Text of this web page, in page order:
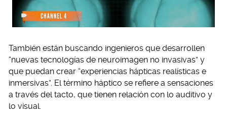
También están buscando ingenieros que desarrollen
“nuevas tecnologías de neuroimagen no invasivas” y
que puedan crear “experiencias hápticas realísticas e
inmersivas”. El término háptico se refiere a sensaciones
a través del tacto, que tienen relación con lo auditivo y
lo visual.